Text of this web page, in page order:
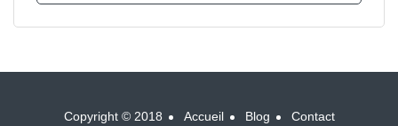
Copyright © 2018 Accueil Blog Contact